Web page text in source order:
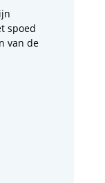
spoed
van de